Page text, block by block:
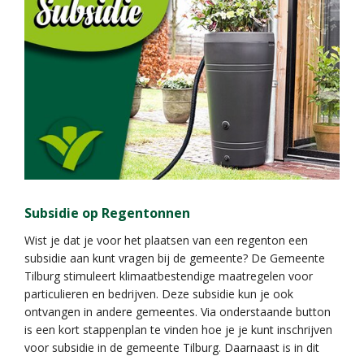
Subsidie op Regentonnen
Wist je dat je voor het plaatsen van een regenton een
subsidie aan kunt vragen bij de gemeente? De Gemeente
Tilburg stimuleert klimaatbestendige maatregelen voor
particulieren en bedrijven. Deze subsidie kun je ook
ontvangen in andere gemeentes. Via onderstaande button
is een kort stappenplan te vinden hoe je je kunt inschrijven
voor subsidie in de gemeente Tilburg. Daarnaast is in dit